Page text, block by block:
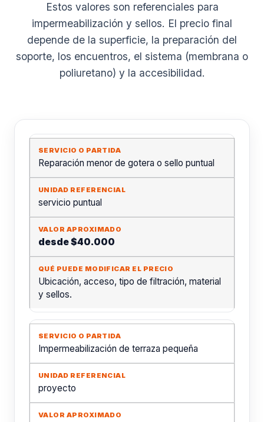
Estos valores son referenciales para
impermeabilización y sellos. El precio final
depende de la superficie, la preparación del
soporte, los encuentros, el sistema (membrana o
poliuretano) y la accesibilidad.
Reparación menor de gotera o sello puntual
servicio puntual
desde $40.000
Ubicación, acceso, tipo de filtración, material
y sellos.
Impermeabilización de terraza pequeña
proyecto